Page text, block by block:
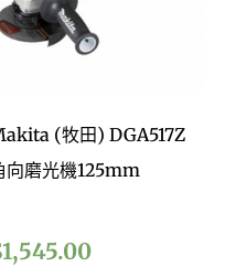
(牧田) DGA517Z
向磨光機125mm
1,545.00